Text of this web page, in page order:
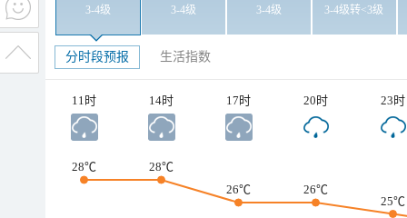
3-4级 3-4级 3-4级 3-4级转<3级
分时段预报 生活指数
11时 14时 17时 20时 23时
28℃
28℃
26℃
26℃
25℃